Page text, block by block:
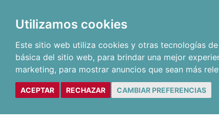
Utilizamos cookies
Este sitio web utiliza cookies y otras tecnologías
básica del sitio web, para brindar una mejor
marketing, para mostrar anuncios que sean más
ACEPTAR RECHAZAR CAMBIAR PREFERENCIAS